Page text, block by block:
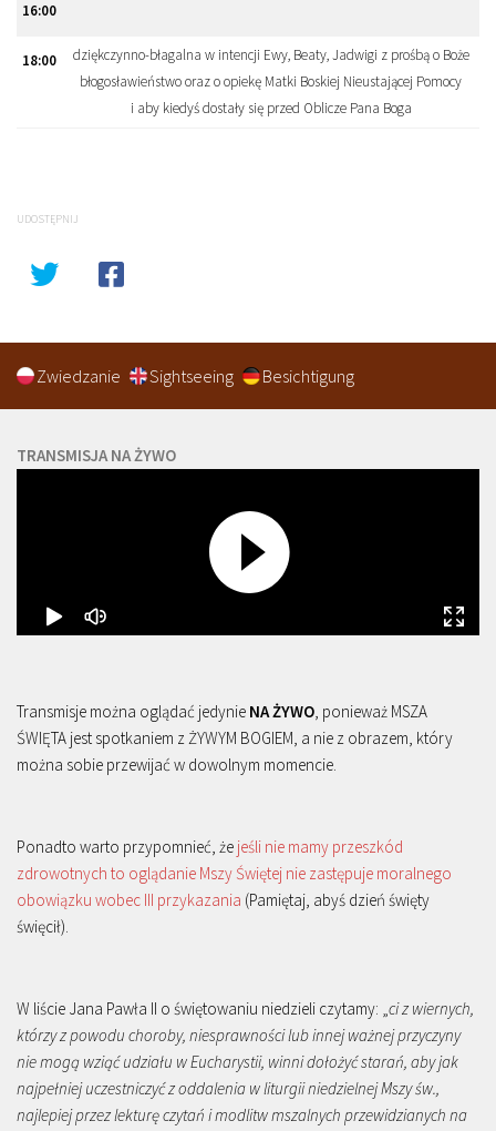
16:00
18:00
dziękczynno-błagalna w intencji Ewy, Beaty, Jadwigi z prośbą o Boże
błogosławieństwo oraz o opiekę Matki Boskiej Nieustającej Pomocy
i aby kiedyś dostały się przed Oblicze Pana Boga
UDOSTĘPNIJ
Zwiedzanie Sightseeing Besichtigung
TRANSMISJA NA ŻYWO
Transmisje można oglądać jedynie NA ŻYWO , ponieważ MSZA
ŚWIĘTA jest spotkaniem z ŻYWYM BOGIEM, a nie z obrazem, który
można sobie przewijać w dowolnym momencie.
Ponadto warto przypomnieć, że jeśli nie mamy przeszkód
zdrowotnych to oglądanie Mszy Świętej nie zastępuje moralnego
obowiązku wobec III przykazania (Pamiętaj, abyś dzień święty
święcił).
W liście Jana Pawła II o świętowaniu niedzieli czytamy: „ ci z wiernych,
którzy z powodu choroby, niesprawności lub innej ważnej przyczyny
nie mogą wziąć udziału w Eucharystii, winni dołożyć starań, aby jak
najpełniej uczestniczyć z oddalenia w liturgii niedzielnej Mszy św.,
najlepiej przez lekturę czytań i modlitw mszalnych przewidzianych na